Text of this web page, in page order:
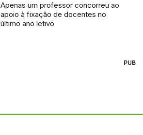
Apenas um professor concorreu ao
apoio à fixação de docentes no
último ano letivo
PUB